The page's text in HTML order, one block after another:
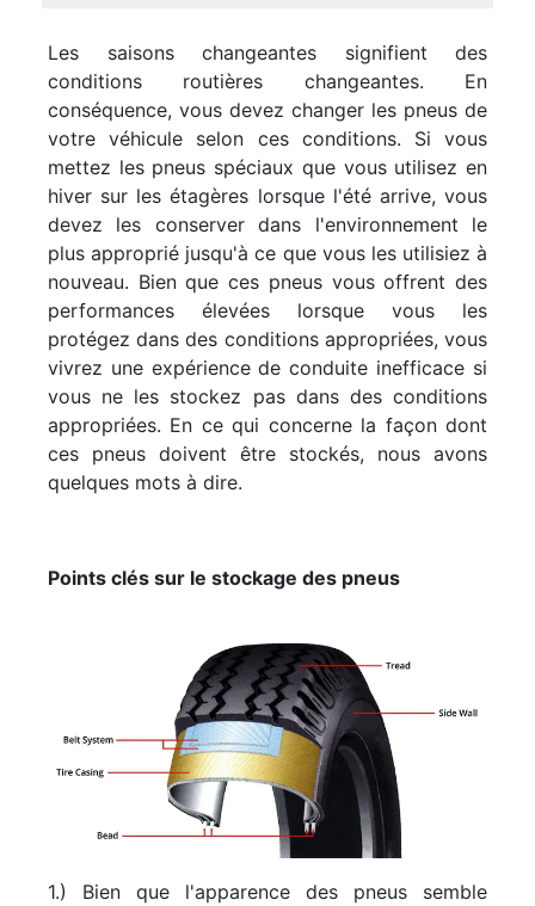
Les saisons changeantes signifient des
conditions routières changeantes. En
conséquence, vous devez changer les pneus de
votre véhicule selon ces conditions. Si vous
mettez les pneus spéciaux que vous utilisez en
hiver sur les étagères lorsque l'été arrive, vous
devez les conserver dans l'environnement le
plus approprié jusqu'à ce que vous les utilisiez à
nouveau. Bien que ces pneus vous offrent des
performances élevées lorsque vous les
protégez dans des conditions appropriées, vous
vivrez une expérience de conduite inefficace si
vous ne les stockez pas dans des conditions
appropriées. En ce qui concerne la façon dont
ces pneus doivent être stockés, nous avons
quelques mots à dire.
Points clés sur le stockage des pneus
1.) Bien que l'apparence des pneus semble